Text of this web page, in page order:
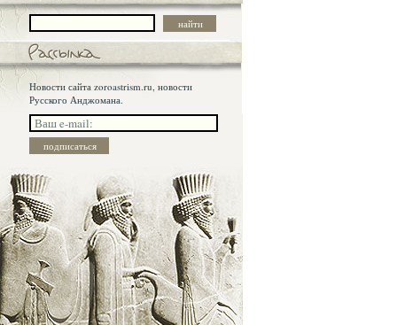
Новости сайта zoroastrism.ru, новости
Русского Анджомана.